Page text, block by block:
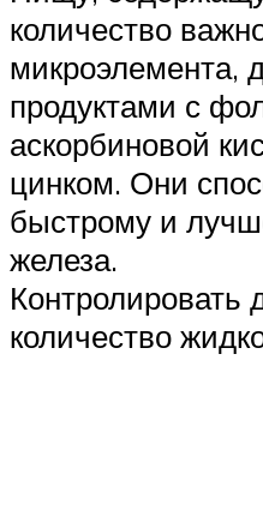
количество
микроэлемента,
продуктами с
аскорбиновой
цинком. Они
быстрому и
железа.
Контролировать
количество